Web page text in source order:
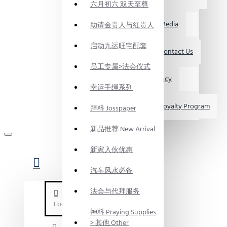
媒体资讯 Media
联系我们 Contact Us
求职 Vacancy
会员制度 Loyalty Program
Login
六月初六 双天至尊
助请金贵人与红贵人
启动九运旺宅配套
员工专属>法会仪式
幸运手绳系列
拜料 Josspaper
新品推荐 New Arrival
新家入伙优惠
汽车风水必备
法会与代拜服务
神料 Praying Supplies
> 其他 Other